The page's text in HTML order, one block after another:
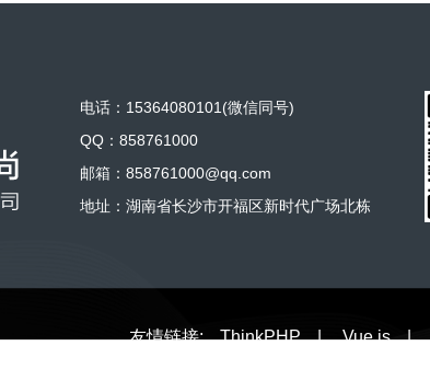
电话：15364080101(微信同号)
QQ：858761000
邮箱：858761000@qq.com
地址：湖南省长沙市开福区新时代广场北栋
友情链接: ThinkPHP | Vue.js |